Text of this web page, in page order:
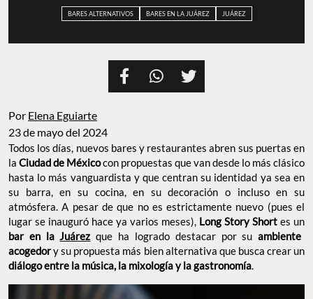
BARES ALTERNATIVOS BARES EN LA JUÁREZ JUÁREZ
Por Elena Eguiarte
23 de mayo del 2024
Todos los días, nuevos bares y restaurantes abren sus puertas en
la Ciudad de Méxicocon propuestas que van desde lo más clásico
hasta lo más vanguardista y que centran su identidad ya sea en
su barra, en su cocina, en su decoración o incluso en su
atmósfera. A pesar de que no es estrictamente nuevo (pues el
lugar se inauguró hace ya varios meses), Long Story Short es un
bar en laJuárez que ha logrado destacar por suambiente
acogedory su propuesta más bien alternativa que busca crear un
diálogo entre la música, la mixología y la gastronomía.